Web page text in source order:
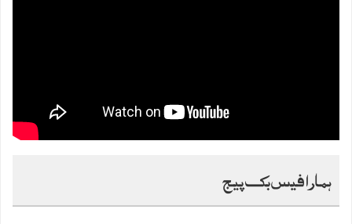
ہمارا فیس بک پیج